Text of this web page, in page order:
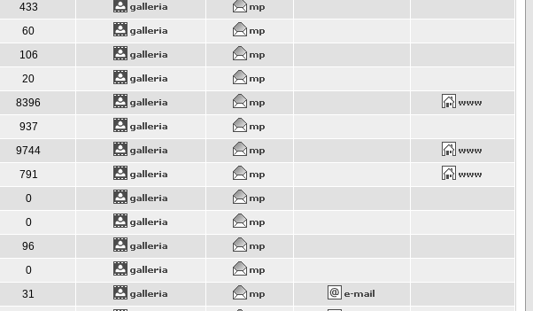
433
60
106
20
8396
937
9744
791
0
0
96
0
31